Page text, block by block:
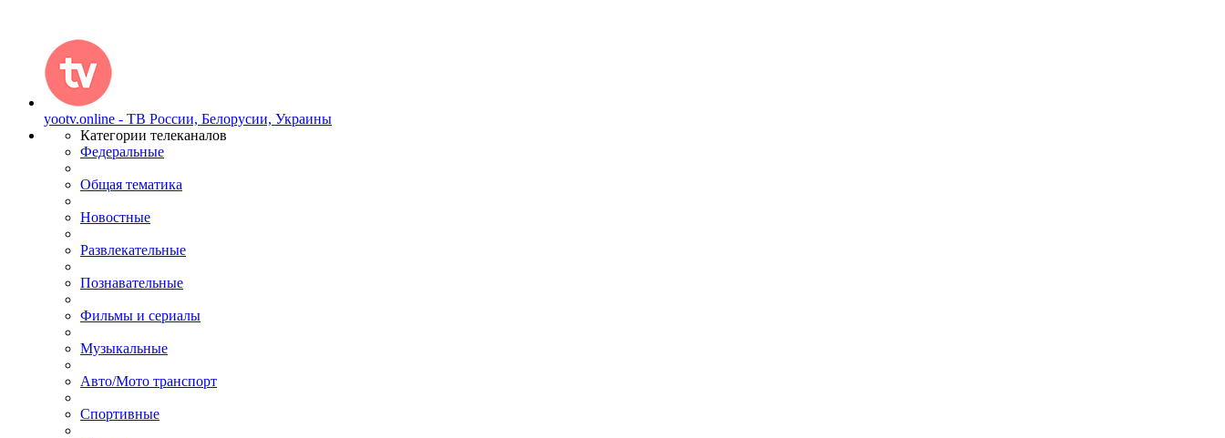
yootv.online - ТВ России, Белорусии, Украины
Категории телеканалов
Федеральные
Общая тематика
Новостные
Развлекательные
Познавательные
Фильмы и сериалы
Музыкальные
Авто/Мото транспорт
Спортивные